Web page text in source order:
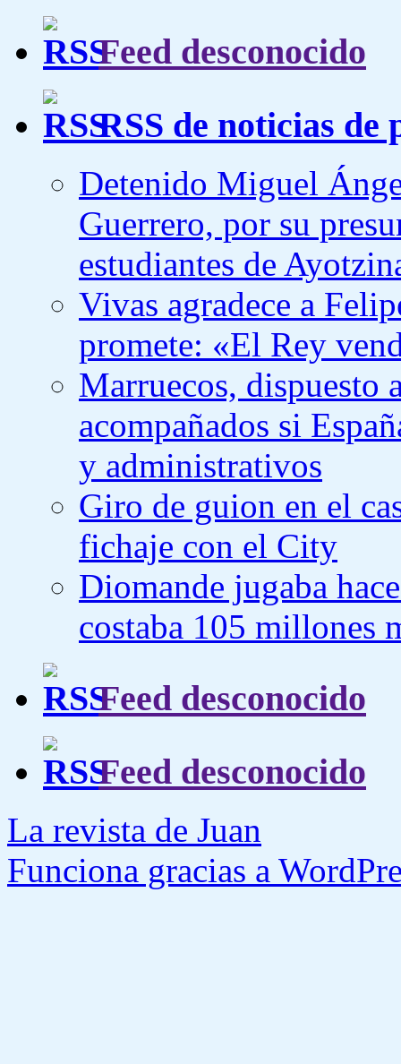
Feed desconocido
RSS de noticias de
Detenido Miguel
Guerrero, por su
estudiantes de
Vivas agradece a
promete: «El Rey
Marruecos, dispuesto
acompañados si
y administrativos
Giro de guion en el
fichaje con el City
Diomande jugaba
costaba 105 millones
Feed desconocido
Feed desconocido
La revista de Juan
Funciona gracias a